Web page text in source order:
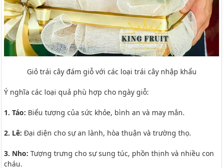
Giỏ trái cây đám giỗ với các loại trái cây nhập khẩu
Ý nghĩa các loại quả phù hợp cho ngày giỗ:
1. Táo: Biểu tượng của sức khỏe, bình an và may mắn.
2. Lê: Đại diện cho sự an lành, hòa thuận và trường thọ.
3. Nho: Tượng trưng cho sự sung túc, phồn thịnh và nhiều con
cháu.